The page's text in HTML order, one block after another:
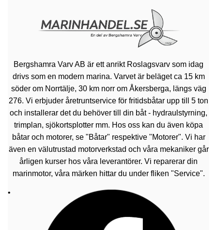
Bergshamra Varv AB är ett anrikt Roslagsvarv som idag
drivs som en modern marina. Varvet är beläget ca 15 km
söder om Norrtälje, 30 km norr om Åkersberga, längs väg
276. Vi erbjuder åretruntservice för fritidsbåtar upp till 5 ton
och installerar det du behöver till din båt - hydraulstyrning,
trimplan, sjökortsplotter mm. Hos oss kan du även köpa
båtar och motorer, se "Båtar" respektive "Motorer". Vi har
även en välutrustad motorverkstad och våra mekaniker går
årligen kurser hos våra leverantörer. Vi reparerar din
marinmotor, våra märken hittar du under fliken "Service".